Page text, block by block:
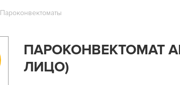
Пароконвектоматы
ПАРОКОНВЕКТОМАТ
ЛИЦО)